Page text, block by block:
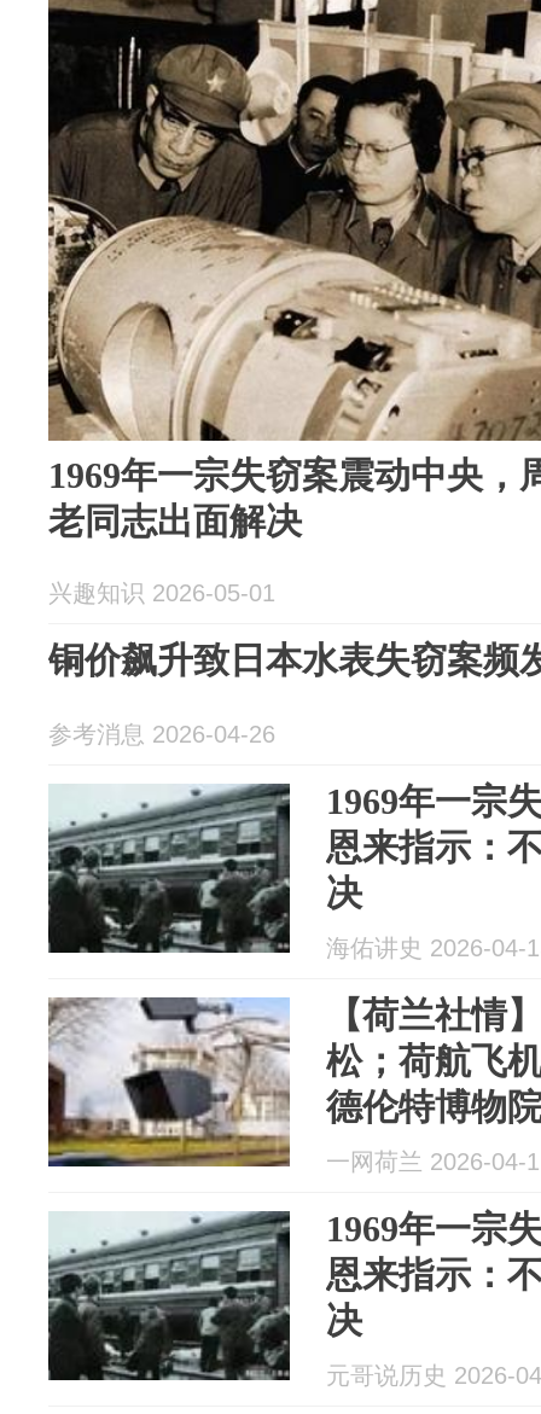
1969年一宗失窃案震动中央，
老同志出面解决
兴趣知识 2026-05-01
铜价飙升致日本水表失窃案频
参考消息 2026-04-26
1969年一宗
恩来指示：
决
海佑讲史 2026-04-
【荷兰社情
松；荷航飞
德伦特博物
复
一网荷兰 2026-04-
1969年一宗
恩来指示：
决
元哥说历史 2026-